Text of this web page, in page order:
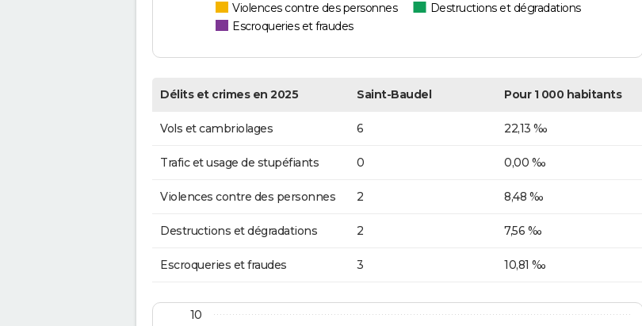
Violences contre des personnes
Destructions et dégradations
Escroqueries et fraudes
Délits et crimes en 2025 Saint-Baudel Pour 1 000 habitants
Vols et cambriolages 6 22,13 ‰
Trafic et usage de stupéfiants 0 0,00 ‰
Violences contre des personnes 2 8,48 ‰
Destructions et dégradations 2 7,56 ‰
Escroqueries et fraudes 3 10,81 ‰
10